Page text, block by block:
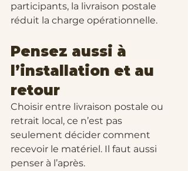
participants, la livraison postale
réduit la charge opérationnelle.
Pensez aussi à
l’installation et au
retour
Choisir entre livraison postale ou
retrait local, ce n’est pas
seulement décider comment
recevoir le matériel. Il faut aussi
penser à l’après.